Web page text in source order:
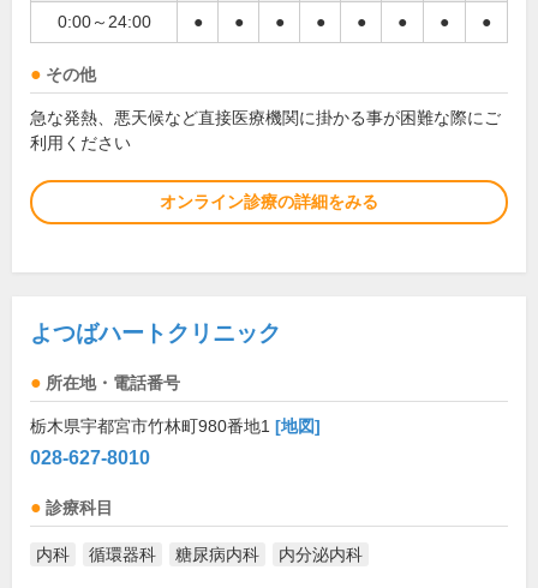
0:00～24:00 ● ● ● ● ● ● ● ●
その他
急な発熱、悪天候など直接医療機関に掛かる事が困難な際にご
利用ください
オンライン診療の詳細をみる
よつばハートクリニック
所在地・電話番号
栃木県宇都宮市竹林町980番地1 [地図]
028-627-8010
診療科目
内科 循環器科 糖尿病内科 内分泌内科